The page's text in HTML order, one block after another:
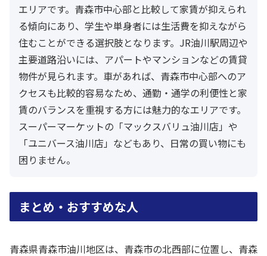
エリアです。青森市中心部と比較して家賃が抑えられ
る傾向にあり、学生や単身者には生活費を抑えながら
住むことができる選択肢となります。JR油川駅周辺や
主要道路沿いには、アパートやマンションなどの賃貸
物件が見られます。車があれば、青森市中心部へのア
クセスも比較的容易なため、通勤・通学の利便性と家
賃のバランスを重視する方には魅力的なエリアです。
スーパーマーケットの「マックスバリュ油川店」や
「ユニバース油川店」などもあり、日常の買い物にも
困りません。
まとめ・おすすめな人
青森県青森市油川地区は、青森市の北西部に位置し、青森